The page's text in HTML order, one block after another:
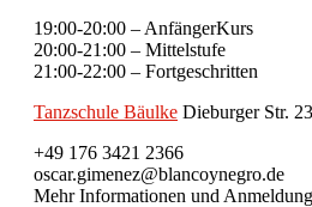
19:00-20:00 – AnfängerKurs
20:00-21:00 – Mittelstufe
21:00-22:00 – Fortgeschritten
Tanzschule Bäulke Dieburger Str.
+49 176 3421 2366
oscar.gimenez@blancoynegro.de
Mehr Informationen und